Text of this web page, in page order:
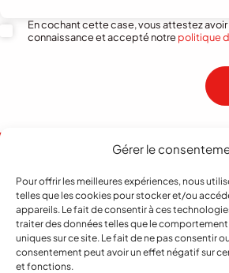
Gérer le
Pour offrir les meilleures expériences, nous
telles que les cookies pour stocker et/ou
appareils. Le fait de consentir à ces
traiter des données telles que le
uniques sur ce site. Le fait de ne pas consentir
consentement peut avoir un effet négatif sur
et fonctions.
En cochant cette case, vous attestez avoir
connaissance et accepté notrepolitique